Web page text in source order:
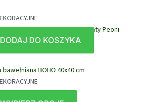
VELVET 40x40cm kwiaty Peoni
DODAJ DO KOSZYKA
BOHO 40×40 cm